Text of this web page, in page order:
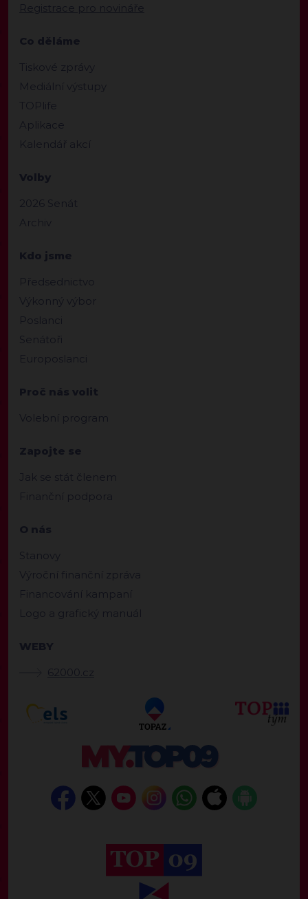
Registrace pro novináře
Co děláme
Tiskové zprávy
Mediální výstupy
TOPlife
Aplikace
Kalendář akcí
Volby
2026 Senát
Archiv
Kdo jsme
Předsednictvo
Výkonný výbor
Poslanci
Senátoři
Europoslanci
Proč nás volit
Volební program
Zapojte se
Jak se stát členem
Finanční podpora
O nás
Stanovy
Výroční finanční zpráva
Financování kampaní
Logo a grafický manuál
WEBY
62000.cz